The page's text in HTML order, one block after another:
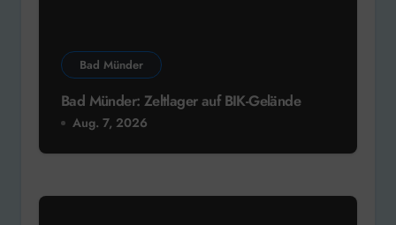
Bad Münder
Bad Münder: Zeltlager auf BIK-Gelände
Aug. 7, 2026